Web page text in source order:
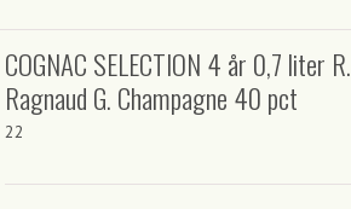
COGNAC SELECTION 4 år 0,7 liter R.
Ragnaud G. Champagne 40 pct
22